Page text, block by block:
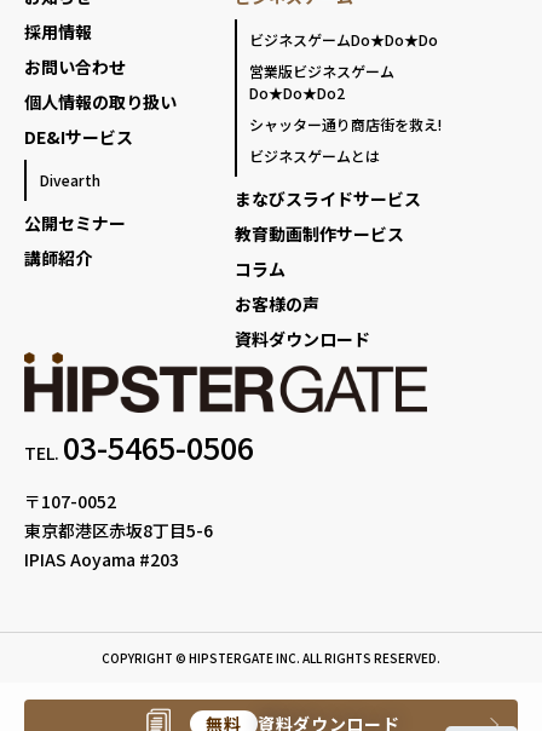
無料 資料ダウンロード
TEL. 03-5465-0506
〒107-0052
東京都港区赤坂8丁目5-6
IPIAS Aoyama #203
採用情報
お問い合わせ
個人情報の取り扱い
DE&Iサービス
Divearth
公開セミナー
講師紹介
ビジネスゲームDo★Do★Do
営業版ビジネスゲーム
Do★Do★Do2
シャッター通り商店街を救え!
ビジネスゲームとは
まなびスライドサービス
教育動画制作サービス
コラム
お客様の声
資料ダウンロード
COPYRIGHT © HIPSTERGATE INC. ALL RIGHTS RESERVED.